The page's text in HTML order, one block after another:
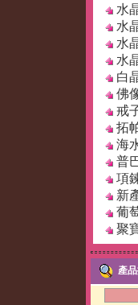
水
水
水
水
白
佛
戒
拓
海
普
項
新
葡
聚
產